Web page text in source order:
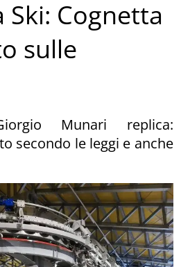
Cognetta
sulle
Munari replica:
secondo le leggi e anche